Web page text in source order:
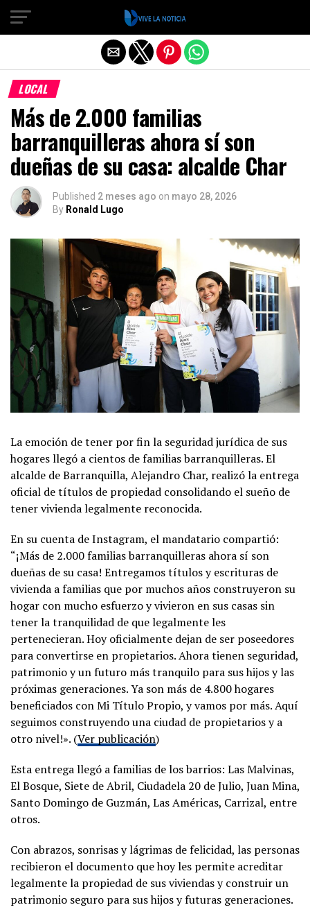
LOCAL
Más de 2.000 familias
barranquilleras ahora sí son
dueñas de su casa: alcalde Char
Published 2 meses ago on mayo 28, 2026
By Ronald Lugo
La emoción de tener por fin la seguridad jurídica de sus
hogares llegó a cientos de familias barranquilleras. El
alcalde de Barranquilla, Alejandro Char, realizó la entrega
oficial de títulos de propiedad consolidando el sueño de
tener vivienda legalmente reconocida.
En su cuenta de Instagram, el mandatario compartió:
“¡Más de 2.000 familias barranquilleras ahora sí son
dueñas de su casa! Entregamos títulos y escrituras de
vivienda a familias que por muchos años construyeron su
hogar con mucho esfuerzo y vivieron en sus casas sin
tener la tranquilidad de que legalmente les
pertenecieran. Hoy oficialmente dejan de ser poseedores
para convertirse en propietarios. Ahora tienen seguridad,
patrimonio y un futuro más tranquilo para sus hijos y las
próximas generaciones. Ya son más de 4.800 hogares
beneficiados con Mi Título Propio, y vamos por más. Aquí
seguimos construyendo una ciudad de propietarios y a
otro nivel!». (Ver publicación)
Esta entrega llegó a familias de los barrios: Las Malvinas,
El Bosque, Siete de Abril, Ciudadela 20 de Julio, Juan Mina,
Santo Domingo de Guzmán, Las Américas, Carrizal, entre
otros.
Con abrazos, sonrisas y lágrimas de felicidad, las personas
recibieron el documento que hoy les permite acreditar
legalmente la propiedad de sus viviendas y construir un
patrimonio seguro para sus hijos y futuras generaciones.
Salir de la versión móvil